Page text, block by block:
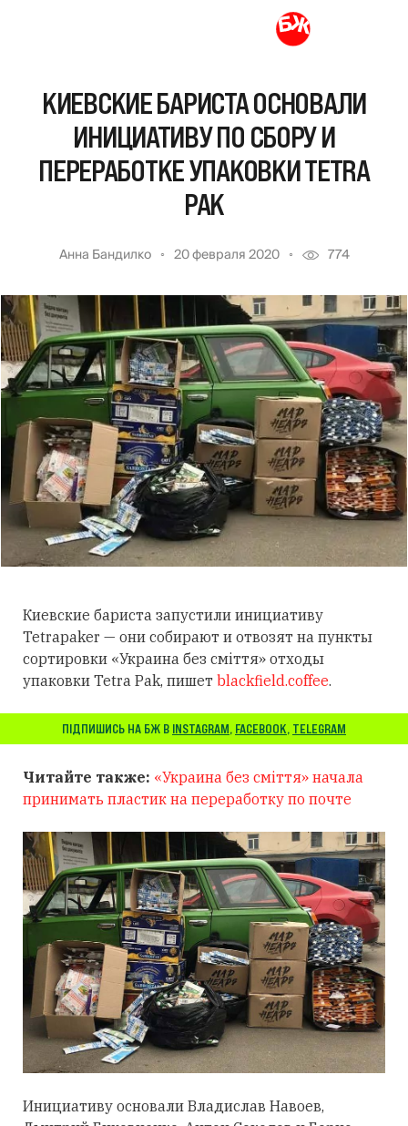
КИЕВСКИЕ БАРИСТА ОСНОВАЛИ
ИНИЦИАТИВУ ПО СБОРУ И
ПЕРЕРАБОТКЕ УПАКОВКИ TETRA
PAK
Анна Бандилко 20 февраля 2020 774
Киевские бариста запустили инициативу
Tetrapaker — они собирают и отвозят на пункты
сортировки «Украина без сміття» отходы
упаковки Tetra Pak, пишет blackfield.coffee.
ПІДПИШИСЬ НА БЖ В INSTAGRAM, FACEBOOK, TELEGRAM
Читайте также: «Украина без сміття» начала
принимать пластик на переработку по почте
Инициативу основали Владислав Навоев,